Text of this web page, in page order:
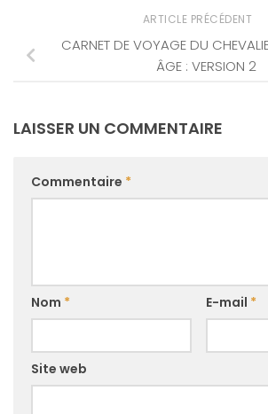
ARTICLE PRÉCÉDENT
CARNET DE VOYAGE DU
ÂGE : VERSION 2
LAISSER UN COMMENTAIRE
Commentaire *
Nom * E-mail *
Site web